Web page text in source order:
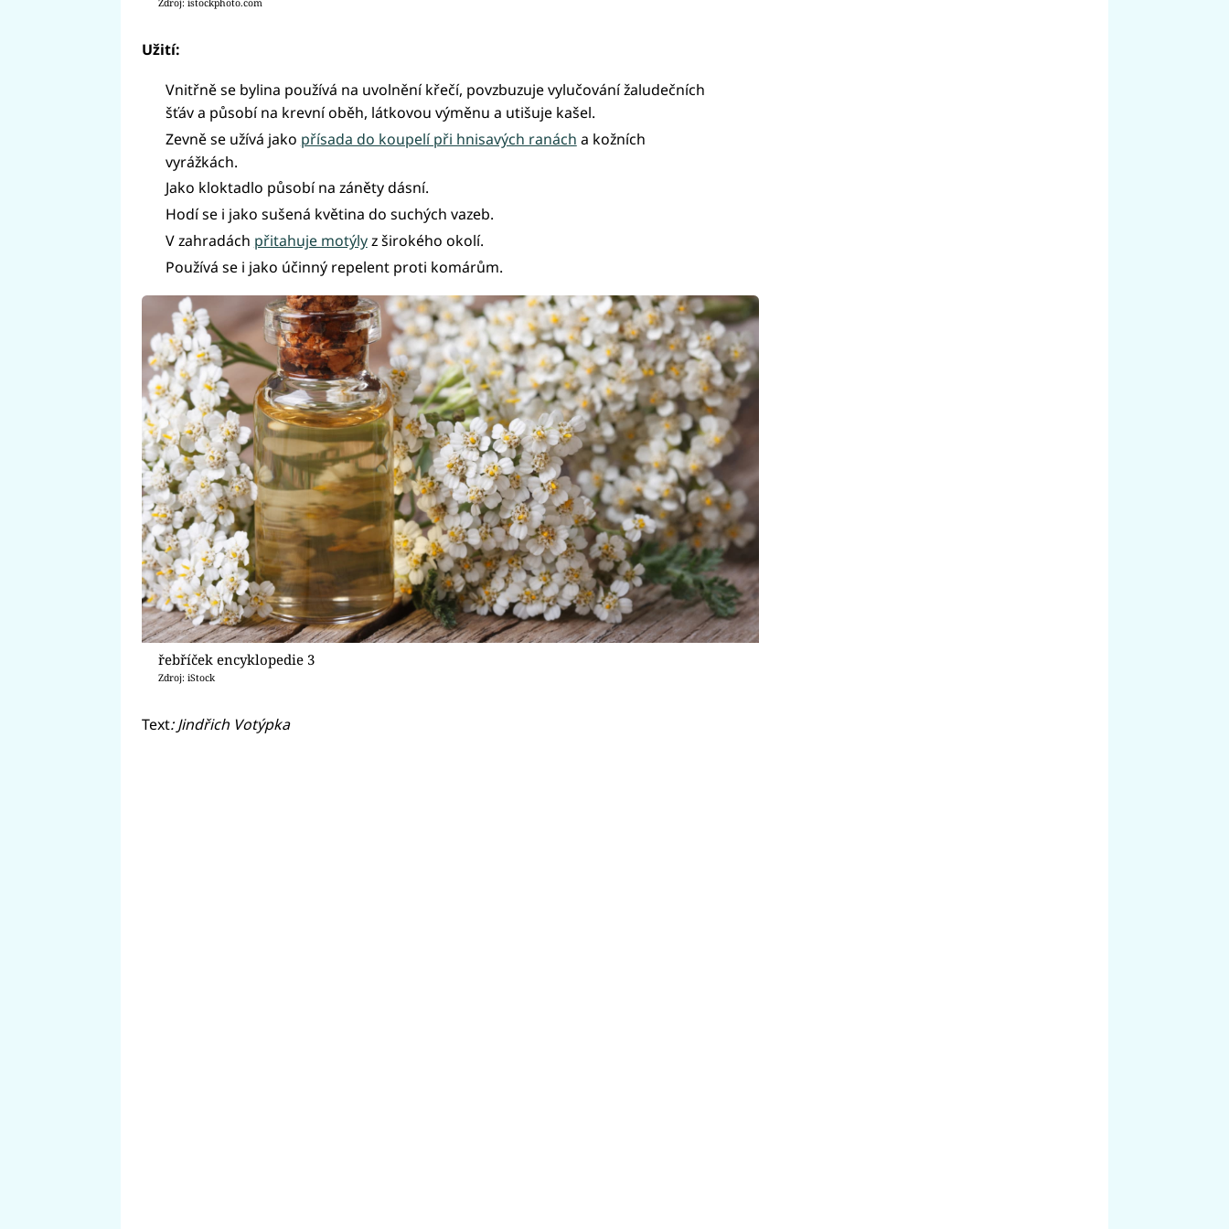
Zdroj: istockphoto.com
Užití:
Vnitřně se bylina používá na uvolnění křečí, povzbuzuje vylučování žaludečních
šťáv a působí na krevní oběh, látkovou výměnu a utišuje kašel.
Zevně se užívá jako přísada do koupelí při hnisavých ranách a kožních
vyrážkách.
Jako kloktadlo působí na záněty dásní.
Hodí se i jako sušená květina do suchých vazeb.
V zahradách přitahuje motýlyz širokého okolí.
Používá se i jako účinný repelent proti komárům.
řebříček encyklopedie 3
Zdroj: iStock
Text: Jindřich Votýpka